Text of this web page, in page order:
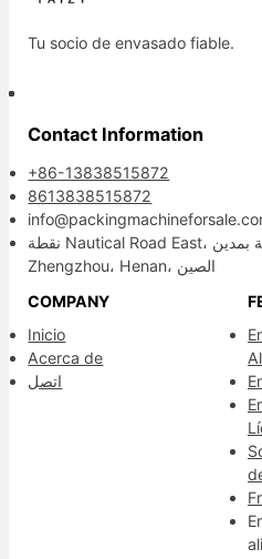
Tu socio de envasado fiable.
Contact Information
+86-13838515872
8613838515872
نقطة Nautical Road East، منطقة التنمية الاقتصادية بمدين
Zhengzhou، Henan، الصين
COMPANY
Inicio
Acerca de
اتصل